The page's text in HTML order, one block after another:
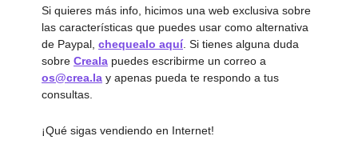
Si quieres más info, hicimos una web exclusiva sobre
las características que puedes usar como alternativa
de Paypal, chequealo aquí. Si tienes alguna duda
sobre Creala puedes escribirme un correo a
os@crea.la y apenas pueda te respondo a tus
consultas.
¡Qué sigas vendiendo en Internet!